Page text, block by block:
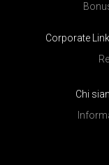
Corporate Link
Chi